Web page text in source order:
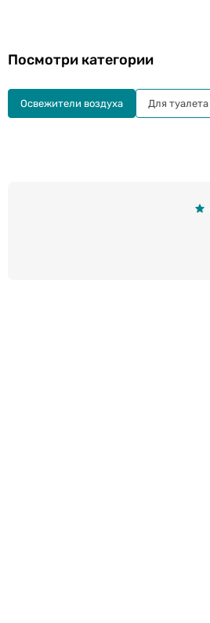
Посмотри категории
Освежители воздуха Для туалета